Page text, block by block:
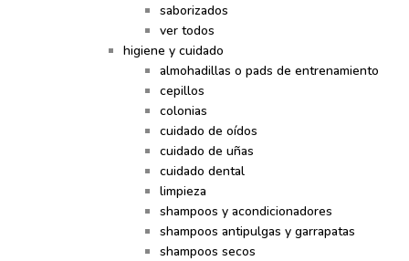
saborizados
ver todos
higiene y cuidado
almohadillas o pads de entrenamiento
cepillos
colonias
cuidado de oídos
cuidado de uñas
cuidado dental
limpieza
shampoos y acondicionadores
shampoos antipulgas y garrapatas
shampoos secos